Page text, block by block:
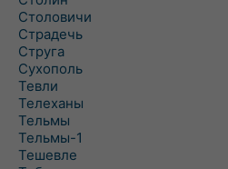
Столовичи
Страдечь
Струга
Сухополь
Тевли
Телеханы
Тельмы
Тельмы-1
Тешевле